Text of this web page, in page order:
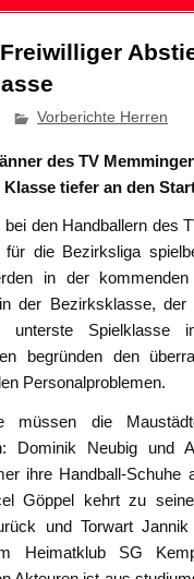
Vorberichte Herren
des TV
tiefer an den
bei den Handballern des
die Bezirksliga
in der kommenden
der Bezirksklasse, der
Spielklasse
begründen den
Personalproblemen.
müssen die
Dominik Neubig und
ihre Handball-Schuhe
Göppel kehrt zu
und Torwart
Heimatklub SG